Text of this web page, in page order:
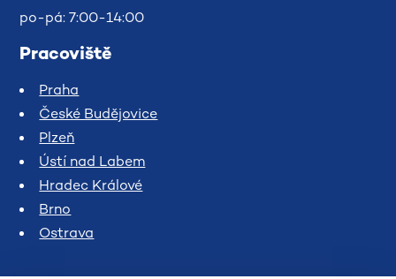
po-pá: 7:00-14:00
Pracoviště
Praha
České Budějovice
Plzeň
Ústí nad Labem
Hradec Králové
Brno
Ostrava